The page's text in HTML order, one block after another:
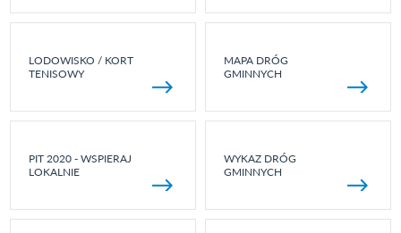
LODOWISKO / KORT
TENISOWY
MAPA DRÓG
GMINNYCH
PIT 2020 - WSPIERAJ
LOKALNIE
WYKAZ DRÓG
GMINNYCH